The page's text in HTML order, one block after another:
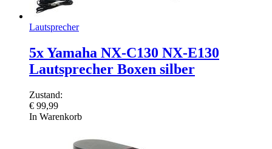
Lautsprecher
5x Yamaha NX-C130 NX-E130
Lautsprecher Boxen silber
Zustand:
€ 99,99
In Warenkorb